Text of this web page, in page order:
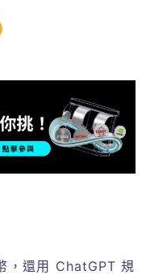
，還用 ChatGPT 規